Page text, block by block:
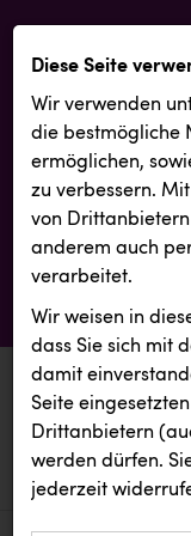
aktuelle
aktuelle
Diese Seite
Wir verwenden
die best­mögliche
ermöglichen,
zu verbessern.
von
anderem auch
verarbeitet.
Wir weisen in
dass Sie sich mit
damit
Seite
Drittanbietern
werden dürfen.
jederzeit